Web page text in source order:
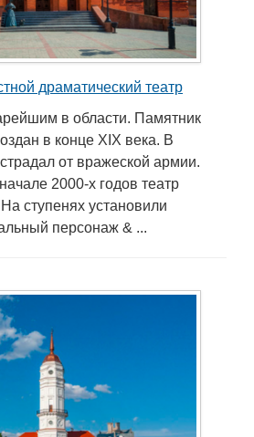
драматический театр
в области. Памятник
в конце XIX века. В
от вражеской армии.
2000-х годов театр
ступенях установили
персонаж & ...